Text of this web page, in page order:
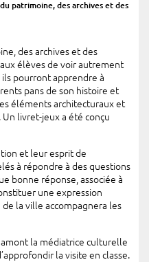
patrimoine, des archives et des
des archives et des
élèves de voir autrement
pourront apprendre à
pans de son histoire et
éléments architecturaux et
livret-jeux a été conçu
et leur esprit de
à répondre à des questions
bonne réponse, associée à
une expression
la ville accompagnera les
la médiatrice culturelle
la visite en classe.